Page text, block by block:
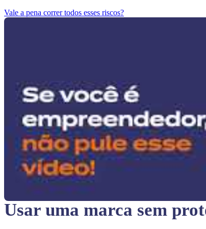
Vale a pena correr todos esses riscos?
Usar uma marca sem